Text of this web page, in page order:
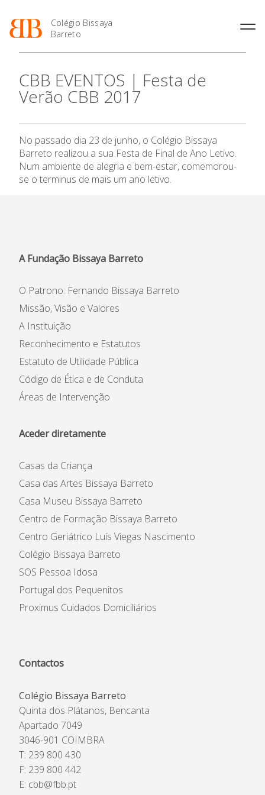
Colégio Bissaya
Barreto
Projeto Educativo
Organização
Colaboradores Não
Docentes
Instalações
Ofertas de emprego
Oferta Formativa
Enriquecimento Curricular
Oferta Curricular
Sala de Estudo
Atividades de Interrupção
Letiva
Ensino Profissional
Profissionais
Matrículas
Termalismo
Curso de Técnico/a de Apoio
à Família e à Comunidade
Ofertas de Emprego
2027
Calendários
de Educação
SIGE
Secretariado de Exames
Informações
APEE
CBB EVENTOS | Festa de
Verão CBB 2017
No passado dia 23 de junho, o Colégio Bissaya
Barreto realizou a sua Festa de Final de Ano Letivo.
Num ambiente de alegria e bem-estar, comemorou-
se o terminus de mais um ano letivo.
A Fundação Bissaya Barreto
O Patrono: Fernando Bissaya Barreto
Missão, Visão e Valores
A Instituição
Reconhecimento e Estatutos
Estatuto de Utilidade Pública
Código de Ética e de Conduta
Áreas de Intervenção
Aceder diretamente
Casas da Criança
Casa das Artes Bissaya Barreto
Casa Museu Bissaya Barreto
Centro de Formação Bissaya Barreto
Centro Geriátrico Luís Viegas Nascimento
Colégio Bissaya Barreto
SOS Pessoa Idosa
Portugal dos Pequenitos
Proximus Cuidados Domiciliários
Contactos
Colégio Bissaya Barreto
Quinta dos Plátanos, Bencanta
Apartado 7049
3046-901 COIMBRA
T: 239 800 430
F: 239 800 442
E: cbb@fbb.pt